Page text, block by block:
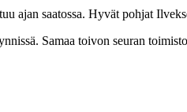
ajan saatossa. Hyvät pohjat
Samaa toivon seuran